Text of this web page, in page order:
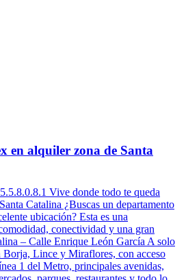
en alquiler zona de Santa
Vive donde todo te queda
Catalina ¿Buscas un departamento
ubicación? Esta es una
conectividad y una gran
– Calle Enrique León García A solo
Borja, Lince y Miraflores, con acceso
1 del Metro, principales avenidas,